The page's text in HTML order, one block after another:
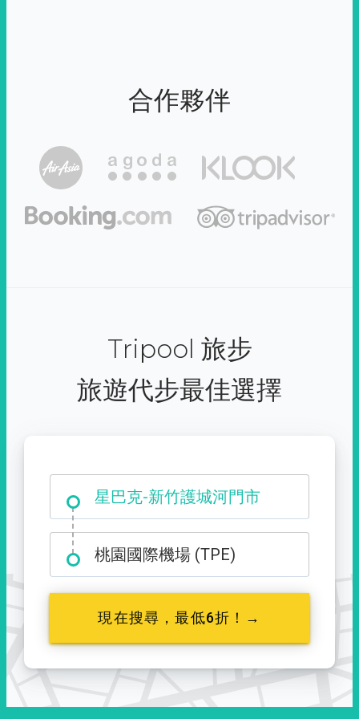
合作夥伴
Tripool 旅步
旅遊代步最佳選擇
星巴克-新竹護城河門市
大霸尖山登山口
桃園國際機場 (TPE)
現在搜尋，最低6折！→